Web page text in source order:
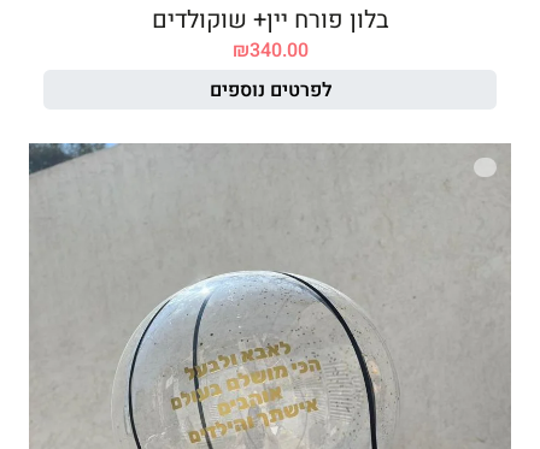
בלון פורח יין+ שוקולדים
₪340.00
לפרטים נוספים